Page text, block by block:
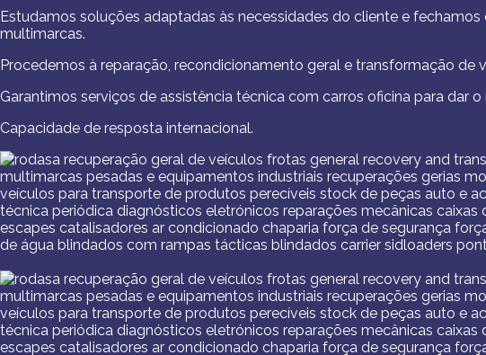
Estudamos soluções adaptadas às necessidades do cliente e
multimarcas.
Procedemos à reparação, recondicionamento geral e transformação de
Garantimos serviços de assistência técnica com carros oficina para dar
Capacidade de resposta internacional.